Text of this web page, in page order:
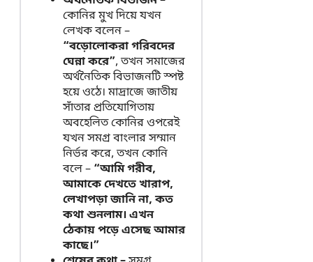
কোনির মুখ দিয়ে যখন
লেখক বলেন –
“বড়োলোকরা গরিবদের
ঘেন্না করে”, তখন সমাজের
অর্থনৈতিক বিভাজনটি স্পষ্ট
হয়ে ওঠে। মাদ্রাজে জাতীয়
সাঁতার প্রতিযোগিতায়
অবহেলিত কোনির ওপরেই
যখন সমগ্র বাংলার সম্মান
নির্ভর করে, তখন কোনি
বলে – “আমি গরীব,
আমাকে দেখতে খারাপ,
লেখাপড়া জানি না, কত
কথা শুনলাম। এখন
ঠেকায় পড়ে এসেছ আমার
কাছে।”